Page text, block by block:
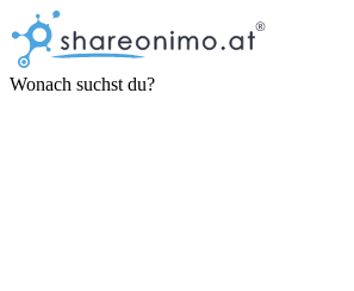
Wonach suchst du?